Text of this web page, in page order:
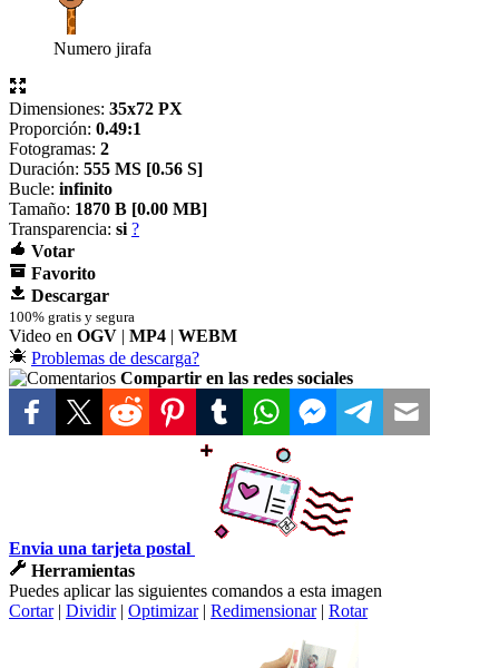
Numero jirafa
Dimensiones: 35x72 PX
Proporción: 0.49:1
Fotogramas: 2
Duración: 555 MS [0.56 S]
Bucle: infinito
Tamaño: 1870 B [0.00 MB]
Transparencia: si ?
Votar
Favorito
Descargar
100% gratis y segura
Video en OGV | MP4 | WEBM
Problemas de descarga?
Compartir en las redes sociales
Envia una tarjeta postal
Herramientas
Puedes aplicar las siguientes comandos a esta imagen
Cortar| Dividir| Optimizar| Redimensionar| Rotar